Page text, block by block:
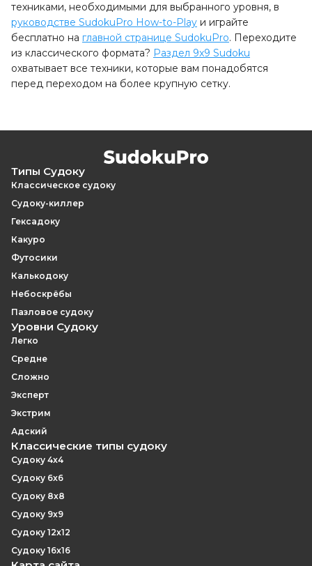
техниками, необходимыми для выбранного уровня, в
руководстве SudokuPro How-to-Play и играйте
бесплатно на главной странице SudokuPro. Переходите
из классического формата? Раздел 9x9 Sudoku
охватывает все техники, которые вам понадобятся
перед переходом на более крупную сетку.
Типы Судоку
Классическое судоку
Судоку-киллер
Гексадоку
Какуро
Футосики
Калькодоку
Небоскрёбы
Пазловое судоку
Уровни Судоку
Легко
Средне
Сложно
Эксперт
Экстрим
Адский
Классические типы судоку
Судоку 4x4
Судоку 6x6
Судоку 8x8
Судоку 9x9
Судоку 12x12
Судоку 16x16